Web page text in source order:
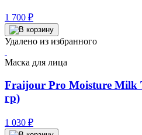
1 700 ₽
Удалено из избранного
Маска для лица
Fraijour Pro Moisture Milk
гр)
1 030 ₽